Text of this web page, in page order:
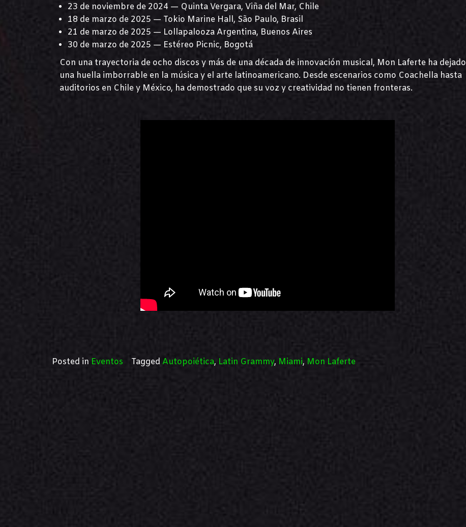
23 de noviembre de 2024 — Quinta Vergara, Viña del Mar, Chile
18 de marzo de 2025 — Tokio Marine Hall, São Paulo, Brasil
21 de marzo de 2025 — Lollapalooza Argentina, Buenos Aires
30 de marzo de 2025 — Estéreo Picnic, Bogotá
Con una trayectoria de ocho discos y más de una década de innovación musical, Mon Laferte ha dejado
una huella imborrable en la música y el arte latinoamericano. Desde escenarios como Coachella hasta
auditorios en Chile y México, ha demostrado que su voz y creatividad no tienen fronteras.
Posted in Eventos Tagged Autopoiética, Latin Grammy, Miami, Mon Laferte